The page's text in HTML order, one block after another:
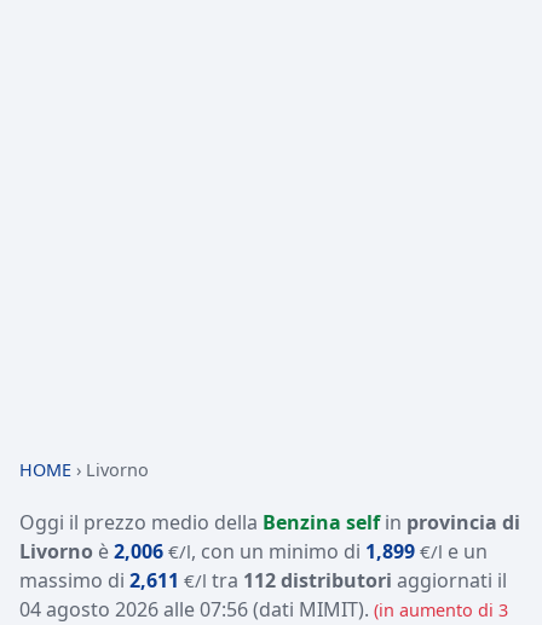
HOME › Livorno
Oggi il prezzo medio della Benzina selfin provincia di
Livorno è2,006 €/l, con un minimo di 1,899 €/l e un
massimo di 2,611 €/l tra 112 distributori aggiornati il
04 agosto 2026 alle 07:56(dati MIMIT). (in aumento di 3